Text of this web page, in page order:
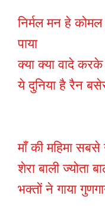
निर्मल मन हे
पाया
क्या क्या वादे
ये दुनिया है रैन
माँ की महिमा सबसे
शेरा बाली ज्योता
भक्तों ने गाया